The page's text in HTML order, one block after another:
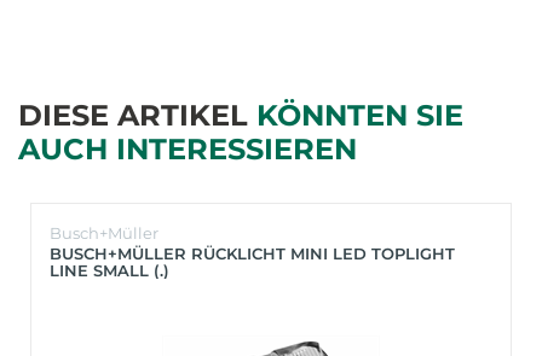
DIESE ARTIKEL KÖNNTEN SIE
AUCH INTERESSIEREN
Busch+Müller
BUSCH+MÜLLER RÜCKLICHT MINI LED TOPLIGHT
LINE SMALL (.)